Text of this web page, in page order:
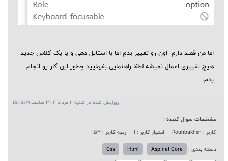
اما من قصد دارم اون رو تغییر بدم اما با استایل دهی و یا یک کلاس جدید
هیچ تغییری اعمال نمیشه لطفا راهنمایی بفرمایید چطور این کار رو انجام
بدم.
ویرایش شده در شنبه 11 مرداد 1404 ساعت 15:05:09
مشخصات سوال کننده :
کاربر : Rouhbakhsh
امتیاز کاربر : 1
رتبه کاربر : 153
دسته بندی :
Asp.net Core
Html
Css